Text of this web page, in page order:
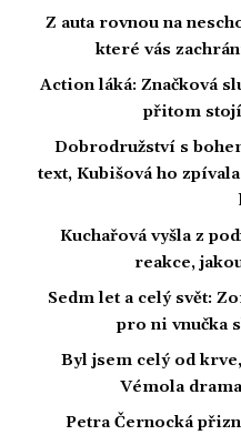
Z auta rovnou na
které vás
Action láká: Značková
přitom
Dobrodružství s
text, Kubišová ho
Kuchařová vyšla z
reakce,
Sedm let a celý svět:
pro ni vnučka
Byl jsem celý od
Vémola
Petra Černocká